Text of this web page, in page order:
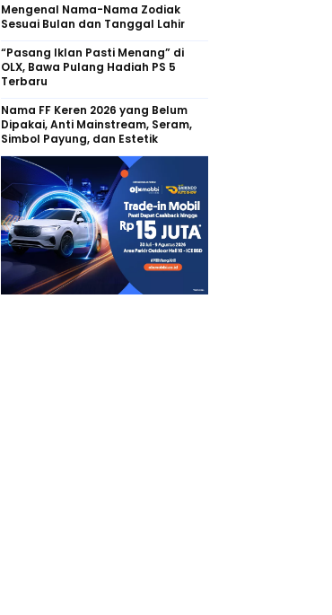
Mengenal Nama-Nama Zodiak
Sesuai Bulan dan Tanggal Lahir
“Pasang Iklan Pasti Menang” di
OLX, Bawa Pulang Hadiah PS 5
Terbaru
Nama FF Keren 2026 yang Belum
Dipakai, Anti Mainstream, Seram,
Simbol Payung, dan Estetik